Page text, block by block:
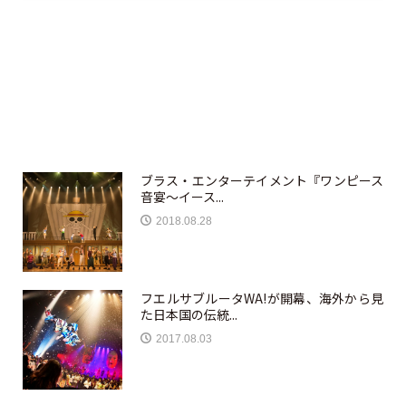
ブラス・エンターテイメント『ワンピース
音宴～イース...
2018.08.28
フエルサブルータWA!が開幕、海外から見
た日本国の伝統...
2017.08.03